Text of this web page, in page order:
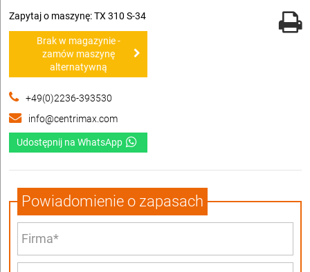
Zapytaj o maszynę: TX 310 S-34
Brak w magazynie -
zamów maszynę
alternatywną
+49(0)2236-393530
info@centrimax.com
Udostępnij na WhatsApp
Powiadomienie o zapasach